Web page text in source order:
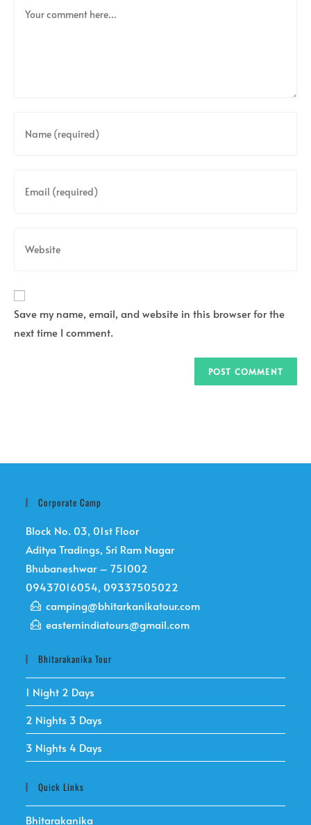
your
username
your
your
URL
(optional)
Save my name, email, and website in this browser for the
next time I comment.
Corporate Camp
Block No. 03, 01st Floor
Aditya Tradings, Sri Ram Nagar
Bhubaneshwar – 751002
09437016054, 09337505022
camping@bhitarkanikatour.com
easternindiatours@gmail.com
Bhitarakanika Tour
1 Night 2 Days
2 Nights 3 Days
3 Nights 4 Days
Quick Links
Bhitarakanika